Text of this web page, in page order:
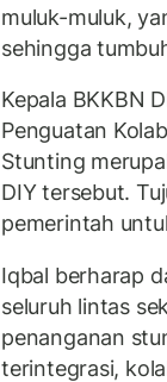
muluk-muluk,
sehingga
Kepala BKKBN
Penguatan
Stunting
DIY tersebut.
pemerintah
Iqbal berharap
seluruh lintas
penanganan
terintegrasi,